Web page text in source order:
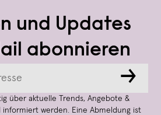
und Updates
abonnieren
→
über aktuelle Trends, Angebote &
werden. Eine Abmeldung ist